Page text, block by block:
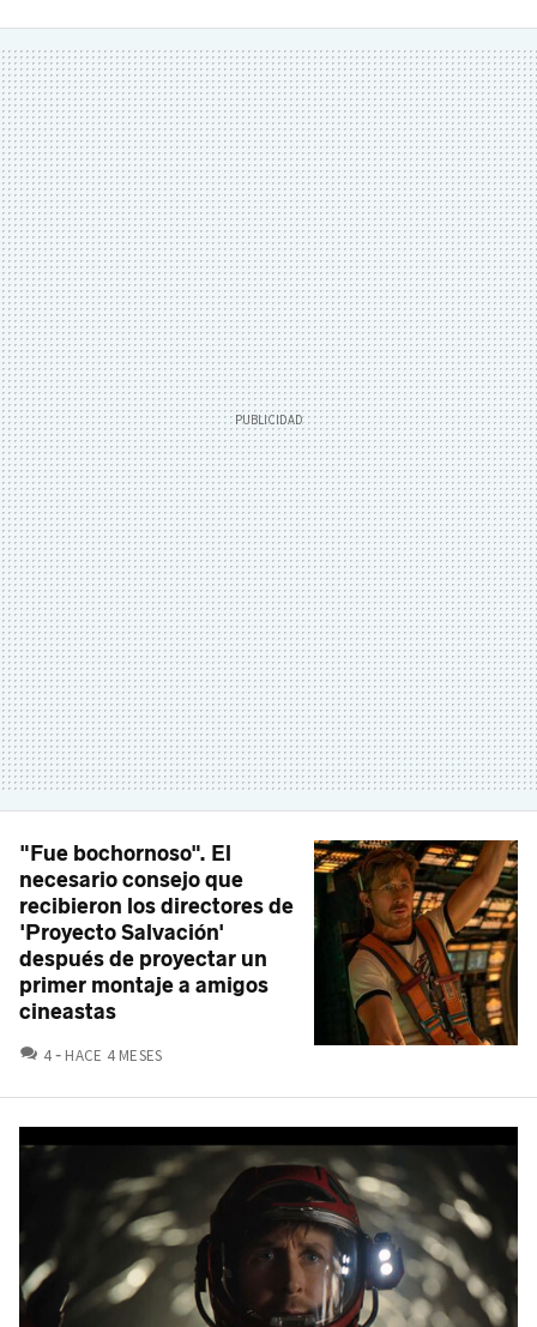
"Fue bochornoso". El
necesario consejo que
recibieron los directores de
'Proyecto Salvación'
después de proyectar un
primer montaje a amigos
cineastas
4 COMENTARIOS
HACE 4 MESES